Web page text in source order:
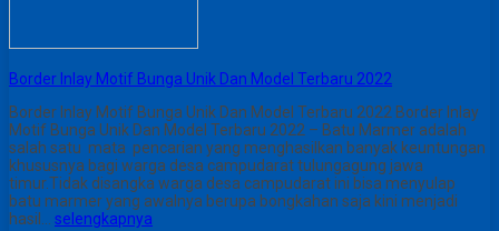
Border Inlay Motif Bunga Unik Dan Model Terbaru 2022
Border Inlay Motif Bunga Unik Dan Model Terbaru 2022 Border Inlay
Motif Bunga Unik Dan Model Terbaru 2022 – Batu Marmer adalah
salah satu mata pencarian yang menghasilkan banyak keuntungan
khususnya bagi warga desa campudarat tulungagung jawa
timur.Tidak disangka warga desa campudarat ini bisa menyulap
batu marmer yang awalnya berupa bongkahan saja kini menjadi
hasil… selengkapnya